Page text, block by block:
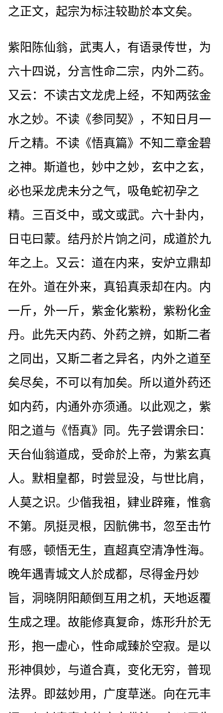
之正文，起宗为标注较勘於本文矣。
紫阳陈仙翁，武夷人，有语录传世，为
六十四说，分言性命二宗，内外二药。
又云：不读古文龙虎上经，不知两弦金
水之妙。不读《参同契》，不知日月一
斤之精。不读《悟真篇》不知二章金碧
之神。斯道也，妙中之妙，玄中之玄，
必也采龙虎未分之气，吸龟蛇初孕之
精。三百爻中，或文或武。六十卦内，
日屯曰蒙。结丹於片饷之问，成道於九
年之上。又云：道在内来，安炉立鼎却
在外。道在外来，真铅真汞却在内。内
一斤，外一斤，紫金化紫粉，紫粉化金
丹。此先天内药、外药之辨，如斯二者
之同出，又斯二者之异名，内外之道至
矣尽矣，不可以有加矣。所以道外药还
如内药，内通外亦须通。以此观之，紫
阳之道与《悟真》同。先子尝谓余曰：
天台仙翁道成，受命於上帝，为紫玄真
人。默相皇都，时尝显没，与世比肩，
人莫之识。少偕我祖，肄业辟雍，惟翕
不第。夙挺灵根，因骯佛书，忽至击竹
有感，顿悟无生，直超真空清净性海。
晚年遇青城文人於成都，尽得金丹妙
旨，洞晓阴阳颠倒互用之机，天地返覆
生成之理。故能修真复命，炼形升於无
形，抱一虚心，性命咸臻於空寂。是以
形神俱妙，与道合真，变化无穷，普现
法界。即兹妙用，广度草迷。向在元丰